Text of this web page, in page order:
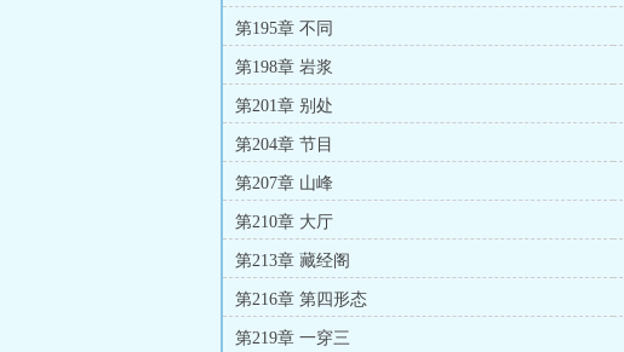
第195章 不同
第198章 岩浆
第201章 别处
第204章 节目
第207章 山峰
第210章 大厅
第213章 藏经阁
第216章 第四形态
第219章 一穿三